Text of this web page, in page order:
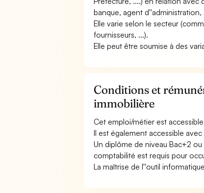
banque, agent d''administration,
Elle varie selon le secteur
fournisseurs, ...).
Elle peut être soumise à des
Conditions et
immobilière
Cet emploi/métier est
Il est également accessible
Un diplôme de niveau Bac+2
comptabilité est requis pour
La maîtrise de l''outil